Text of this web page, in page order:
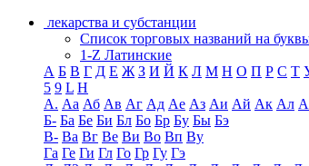
лекарства и субстанции
Список торговых названий на
1-Z Латинские
А Б В Г Д Е Ж З И Й К Л М Н О П Р С Т
5 9 L H
А. Аа Аб Ав Аг Ад Ае Аз Аи Ай Ак Ал
Б- Ба Бе Би Бл Бо Бр Бу Бы Бэ
В- Ва Вг Ве Ви Во Вп Ву
Га Ге Ги Гл Го Гр Гу Гэ